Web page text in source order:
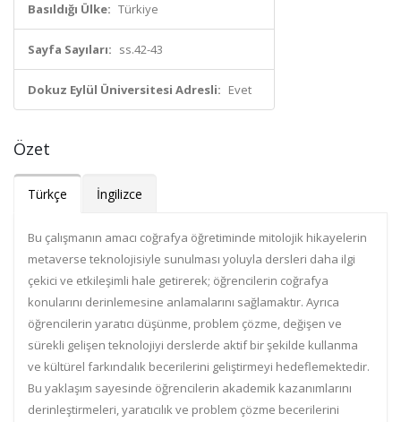
Basıldığı Ülke: Türkiye
Sayfa Sayıları: ss.42-43
Dokuz Eylül Üniversitesi Adresli: Evet
Özet
Türkçe İngilizce
Bu çalışmanın amacı coğrafya öğretiminde mitolojik hikayelerin
metaverse teknolojisiyle sunulması yoluyla dersleri daha ilgi
çekici ve etkileşimli hale getirerek; öğrencilerin coğrafya
konularını derinlemesine anlamalarını sağlamaktır. Ayrıca
öğrencilerin yaratıcı düşünme, problem çözme, değişen ve
sürekli gelişen teknolojiyi derslerde aktif bir şekilde kullanma
ve kültürel farkındalık becerilerini geliştirmeyi hedeflemektedir.
Bu yaklaşım sayesinde öğrencilerin akademik kazanımlarını
derinleştirmeleri, yaratıcılık ve problem çözme becerilerini